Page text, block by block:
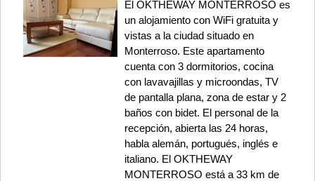
El OKTHEWAY MONTERROSO es
un alojamiento con WiFi gratuita y
vistas a la ciudad situado en
Monterroso. Este apartamento
cuenta con 3 dormitorios, cocina
con lavavajillas y microondas, TV
de pantalla plana, zona de estar y 2
baños con bidet. El personal de la
recepción, abierta las 24 horas,
habla alemán, portugués, inglés e
italiano. El OKTHEWAY
MONTERROSO está a 33 km de